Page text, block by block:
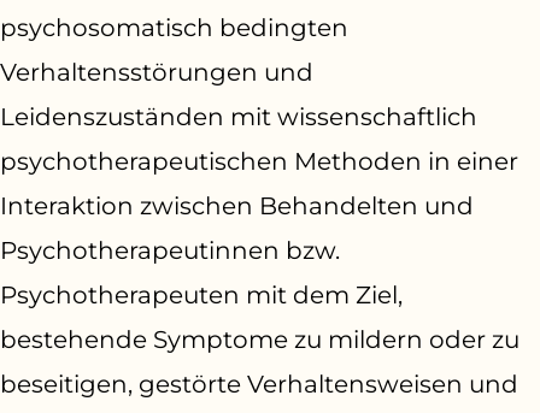
psychosomatisch bedingten
Verhaltensstörungen und
Leidenszuständen mit wissenschaftlich
psychotherapeutischen Methoden in einer
Interaktion zwischen Behandelten und
Psychotherapeutinnen bzw.
Psychotherapeuten mit dem Ziel,
bestehende Symptome zu mildern oder zu
beseitigen, gestörte Verhaltensweisen und